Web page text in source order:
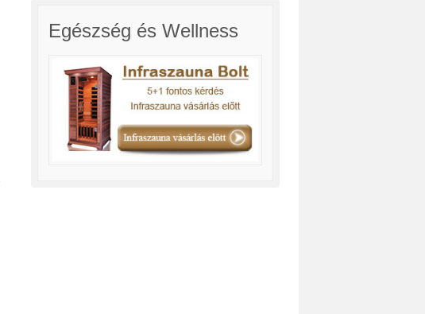
Egészség és Wellness